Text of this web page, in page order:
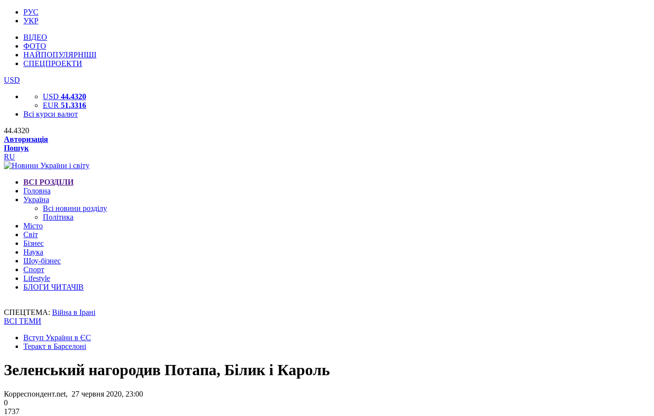
РУС
УКР
ВІДЕО
ФОТО
НАЙПОПУЛЯРНІШІ
СПЕЦПРОЕКТИ
USD
USD 44.4320
EUR 51.3316
Всі курси валют
44.4320
Авторизація
Пошук
RU
ВСІ РОЗДІЛИ
Головна
Україна
Всі новини розділу
Політика
Місто
Світ
Бізнес
Наука
Шоу-бізнес
Спорт
Lifestyle
БЛОГИ ЧИТАЧІВ
СПЕЦТЕМА: Війна в Ірані
ВСІ ТЕМИ
Вступ України в ЄС
Теракт в Барселоні
Зеленський нагородив Потапа, Білик і Кароль
Корреспондент.net, 27 червня 2020, 23:00
0
1737